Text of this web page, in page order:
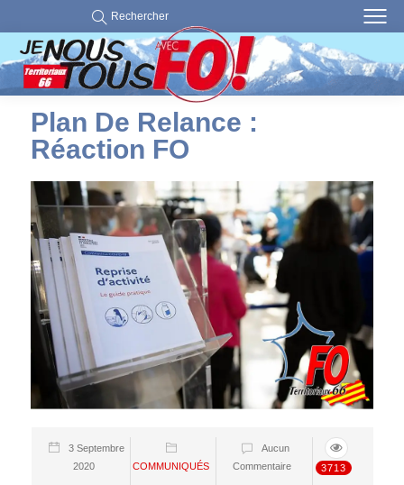
Rechercher
Plan De Relance :
Réaction FO
3 Septembre
2020
COMMUNIQUÉS
Aucun
Commentaire
3713